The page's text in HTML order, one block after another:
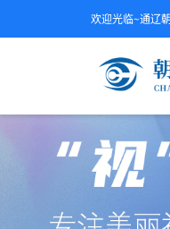
欢迎光临~通辽